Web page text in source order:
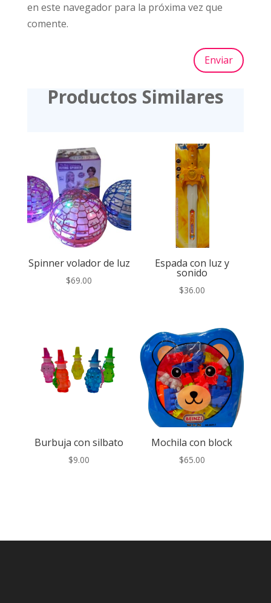
en este navegador para la próxima vez que
comente.
Enviar
Productos Similares
Spinner volador de luz
$69.00
Espada con luz y
sonido
$36.00
Burbuja con silbato
$9.00
Mochila con block
$65.00